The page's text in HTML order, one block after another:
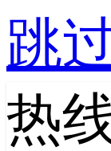
跳
热